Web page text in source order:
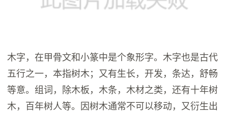
木字，在甲骨文和小篆中是个象形字。木字也是古代
五行之一，本指树木；又有生长，开发，条达，舒畅
等意。组词，除木板，木条，木材之类，还有十年树
木，百年树人等。因树木通常不可以移动，又衍生出